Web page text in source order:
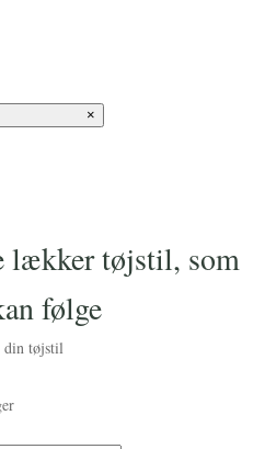
×
lækker tøjstil, som
følge
din tøjstil